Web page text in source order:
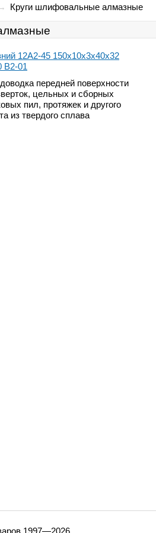
Круги шлифовальные алмазные
12А2-45 150х10х3х40х32
В2-01
передней поверхности
цельных и сборных
пил, протяжек и другого
из твердого сплава
1997—2026.